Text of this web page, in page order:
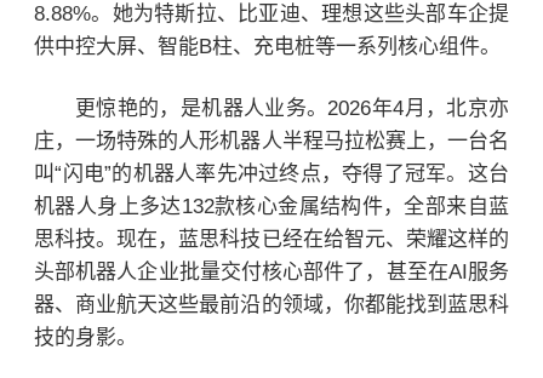
8.88%。 她为特斯拉、比亚迪、理想这些头部车企提
供中控大屏、智能B柱、充电桩等一系列核心组件。
更惊艳的，是机器人业务。 2026年4月，北京亦
庄，一场特殊的人形机器人半程马拉松赛上，一台名
叫“闪电”的机器人率先冲过终点，夺得了冠军。这台
机器人身上多达132款核心金属结构件，全部来自蓝
思科技。现在，蓝思科技已经在给智元、 荣耀这样的
头部机器人企业批量交付核心部件了，甚至在AI服务
器、商业航天这些最前沿的领域，你都能找到蓝思科
技的身影。